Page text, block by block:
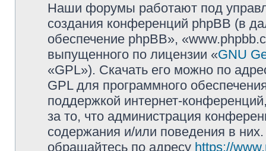
Наши форумы работают под
создания конференций phpBB (в
обеспечение phpBB»,
выпущенного по лицензии «GNU
«GPL»). Скачать его можно по
GPL для программного
поддержкой интернет-
за то, что администрация
содержания и/или поведения в
обращайтесь по адресу https://